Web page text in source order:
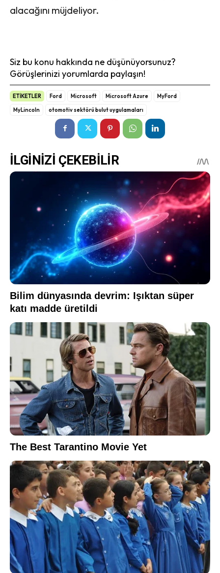
alacağını müjdeliyor.
Siz bu konu hakkında ne düşünüyorsunuz?
Görüşlerinizi yorumlarda paylaşın!
ETİKETLER Ford Microsoft Microsoft Azure
MyFord
MyLincoln
otomotiv sektörü bulut uygulamaları